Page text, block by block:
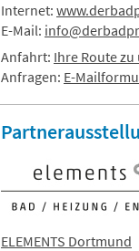
Internet:
E-Mail:
Anfahrt: Ihre Route zu
Anfragen: E-
Partner
ELEMENTS Dortmund